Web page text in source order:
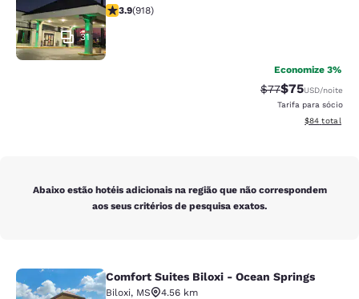
31
classificação 3.88 estrelas. Bom. 918 avaliações
3.9(918)
Economize 3%
Tarifa anterior
$77Tarifa com
$75USD/noite
Tarifa para sócio
Exibir
$84 total
Abaixo estão hotéis adicionais na região que não correspondem
aos seus critérios de pesquisa exatos.
Comfort Suites Biloxi - Ocean
Comfort Suites Biloxi - Ocean Springs
Biloxi, MS
4.56 km